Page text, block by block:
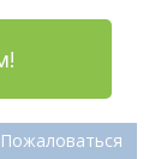
Пожаловаться